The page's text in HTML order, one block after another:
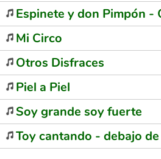
Espinete y don Pimpón -
Mi Circo
Otros Disfraces
Piel a Piel
Soy grande soy fuerte
Toy cantando - debajo